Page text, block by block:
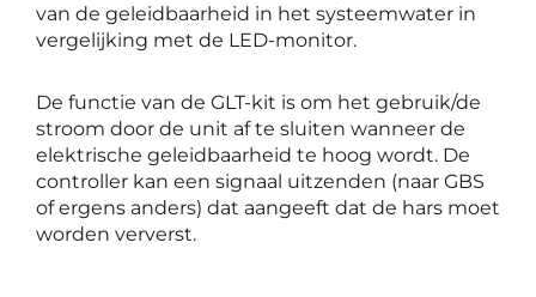
van de geleidbaarheid in het systeemwater in
vergelijking met de LED-monitor.
De functie van de GLT-kit is om het gebruik/de
stroom door de unit af te sluiten wanneer de
elektrische geleidbaarheid te hoog wordt. De
controller kan een signaal uitzenden (naar GBS
of ergens anders) dat aangeeft dat de hars moet
worden ververst.